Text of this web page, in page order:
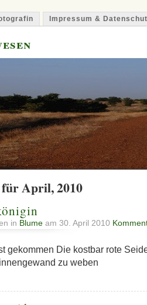
Impressum &
April, 2010
in Blume am 30. April 2010
gekommen Die kostbar rote
zu weben